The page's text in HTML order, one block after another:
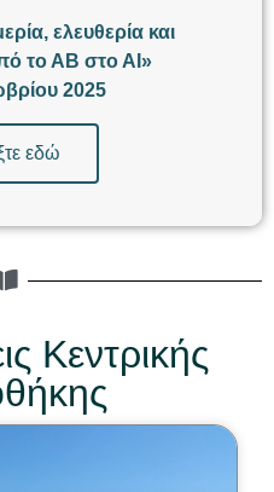
ελευθερία και
το ΑΒ στο ΑΙ»
2025
εδώ
Κεντρικής